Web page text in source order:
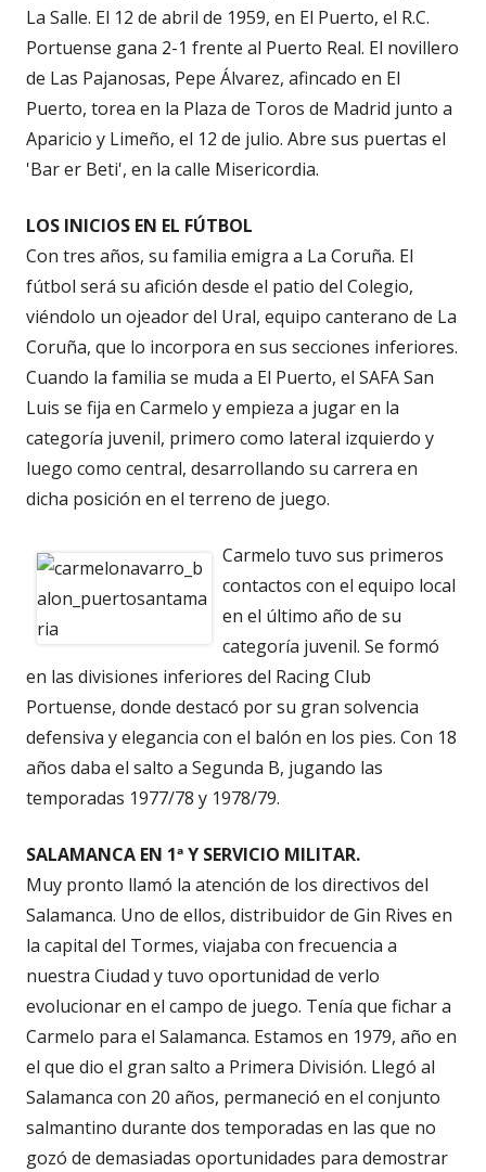
La Salle. El 12 de abril de 1959, en El Puerto, el R.C.
Portuense gana 2-1 frente al Puerto Real. El novillero
de Las Pajanosas, Pepe Álvarez, afincado en El
Puerto, torea en la Plaza de Toros de Madrid junto a
Aparicio y Limeño, el 12 de julio. Abre sus puertas el
'Bar er Beti', en la calle Misericordia.
LOS INICIOS EN EL FÚTBOL
Con tres años, su familia emigra a La Coruña. El
fútbol será su afición desde el patio del Colegio,
viéndolo un ojeador del Ural, equipo canterano de La
Coruña, que lo incorpora en sus secciones inferiores.
Cuando la familia se muda a El Puerto, el SAFA San
Luis se fija en Carmelo y empieza a jugar en la
categoría juvenil, primero como lateral izquierdo y
luego como central, desarrollando su carrera en
dicha posición en el terreno de juego.
Carmelo tuvo sus primeros
contactos con el equipo local
en el último año de su
categoría juvenil. Se formó
en las divisiones inferiores del Racing Club
Portuense, donde destacó por su gran solvencia
defensiva y elegancia con el balón en los pies. Con 18
años daba el salto a Segunda B, jugando las
temporadas 1977/78 y 1978/79.
SALAMANCA EN 1ª Y SERVICIO MILITAR.
Muy pronto llamó la atención de los directivos del
Salamanca. Uno de ellos, distribuidor de Gin Rives en
la capital del Tormes, viajaba con frecuencia a
nuestra Ciudad y tuvo oportunidad de verlo
evolucionar en el campo de juego. Tenía que fichar a
Carmelo para el Salamanca. Estamos en 1979, año en
el que dio el gran salto a Primera División. Llegó al
Salamanca con 20 años, permaneció en el conjunto
salmantino durante dos temporadas en las que no
gozó de demasiadas oportunidades para demostrar